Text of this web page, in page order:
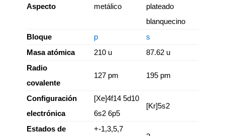
Aspecto metálico
plateado
blanquecino
Bloque
p
s
Masa atómica
210 u
87.62 u
Radio
covalente
127 pm 195 pm
Configuración
electrónica
[Xe]4f14 5d10
6s2 6p5
[Kr]5s2
Estados de
+-1,3,5,7